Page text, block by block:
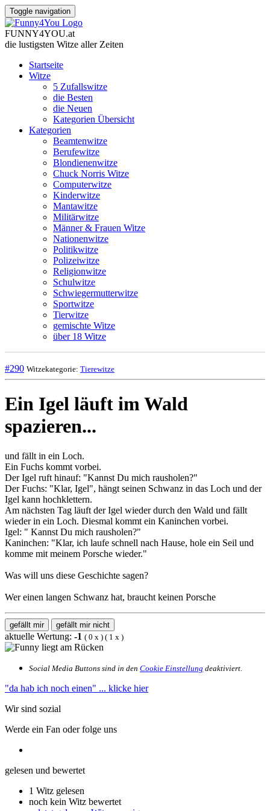
Toggle navigation
FUNNY4YOU.at
die lustigsten Witze aller Zeiten
Startseite
Witze
5 Zufallswitze
die Besten
die Neuen
Kategorien Übersicht
Kategorien
Beamtenwitze
Berufewitze
Blondienenwitze
Chuck Norris Witze
Computerwitze
Kinderwitze
Mantawitze
Militärwitze
Männer & Frauen Witze
Nationenwitze
Politikwitze
Polizeiwitze
Religionwitze
Schulwitze
Schwiegermutterwitze
Sportwitze
Tierwitze
gemischte Witze
über 18 Witze
#290 Witzekategorie: Tierewitze
Ein Igel läuft im Wald
spazieren...
und fällt in ein Loch.
Ein Fuchs kommt vorbei.
Der Igel ruft hinauf: "Kannst Du mich rausholen?"
Der Fuchs: "Klar, Igel", hängt seinen Schwanz in das Loch und der
Igel kann hochklettern.
Am nächsten Tag läuft der Igel wieder durch den Wald und fällt
wieder in ein Loch. Diesmal kommt ein Kaninchen vorbei.
Igel: " Kannst Du mich rausholen?"
Kaninchen: "Klar, ich laufe schnell nach Hause, hole ein Seil und
komme mit meinem Porsche wieder."
Was will uns diese Geschichte sagen?
Wer einen langen Schwanz hat, braucht keinen Porsche
gefällt mir gefällt mir nicht
aktuelle Wertung: -1 ( 0 x ) ( 1 x )
Social Media Buttons sind in den Cookie Einstellung deaktiviert.
"da hab ich noch einen" ... klicke hier
Wir sind sozial
Werde ein Fan oder folge uns
gelesen und bewertet
1 Witz gelesen
noch kein Witz bewertet